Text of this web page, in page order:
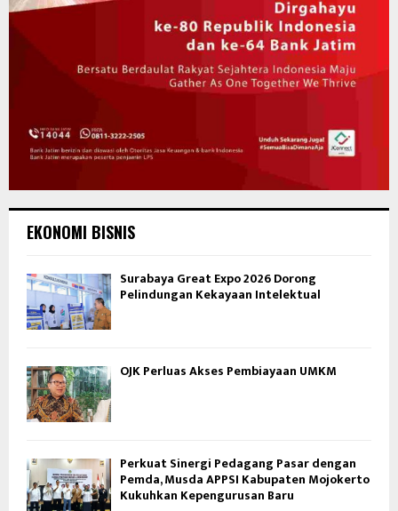
EKONOMI BISNIS
Surabaya Great Expo 2026 Dorong
Pelindungan Kekayaan Intelektual
OJK Perluas Akses Pembiayaan UMKM
Perkuat Sinergi Pedagang Pasar dengan
Pemda, Musda APPSI Kabupaten Mojokerto
Kukuhkan Kepengurusan Baru